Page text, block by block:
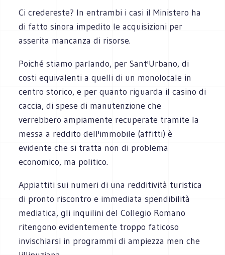
Ci credereste? In entrambi i casi il Ministero ha
di fatto sinora impedito le acquisizioni per
asserita mancanza di risorse.
Poiché stiamo parlando, per Sant'Urbano, di
costi equivalenti a quelli di un monolocale in
centro storico, e per quanto riguarda il casino di
caccia, di spese di manutenzione che
verrebbero ampiamente recuperate tramite la
messa a reddito dell'immobile (affitti) è
evidente che si tratta non di problema
economico, ma politico.
Appiattiti sui numeri di una redditività turistica
di pronto riscontro e immediata spendibilità
mediatica, gli inquilini del Collegio Romano
ritengono evidentemente troppo faticoso
invischiarsi in programmi di ampiezza men che